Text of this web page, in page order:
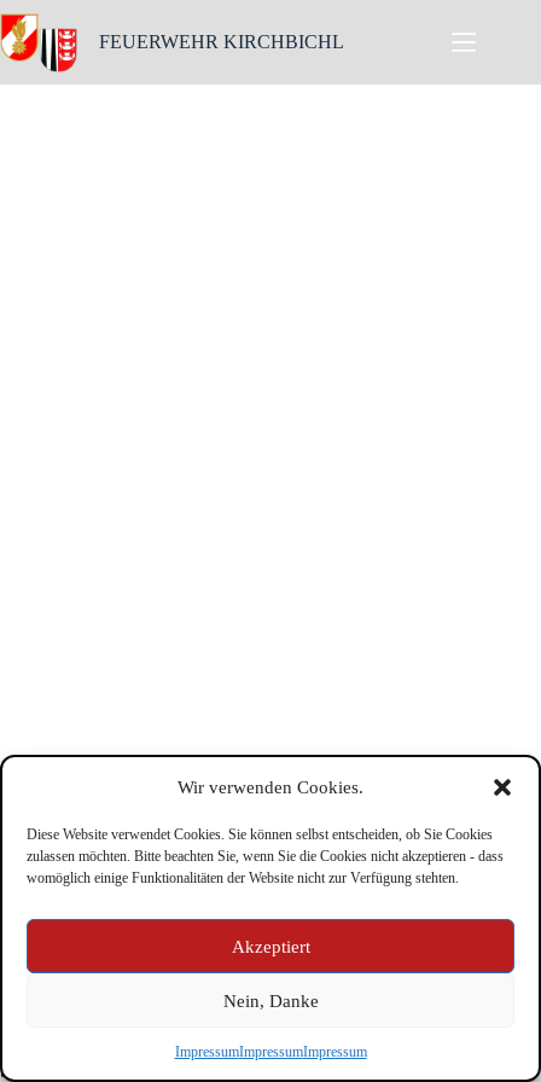
Wir verwenden Cookies.
Diese Website verwendet Cookies. Sie können selbst entscheiden, ob Sie Cookies
zulassen möchten. Bitte beachten Sie, wenn Sie die Cookies nicht akzeptieren - dass
womöglich einige Funktionalitäten der Website nicht zur Verfügung stehten.
Akzeptiert
Nein, Danke
ImpressumImpressumImpressum
FEUERWEHR KIRCHBICHL
Copyright © Feuerwehr Kirchbichl 2026 - WordPress Theme
by